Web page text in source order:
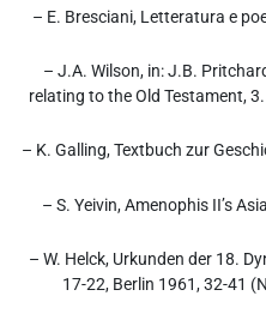
– E. Bresciani, Letteratura e
– J.A. Wilson, in: J.B.
relating to the Old Testament,
– K. Galling, Textbuch zur
– S. Yeivin, Amenophis II’s
– W. Helck, Urkunden der 18.
17-22, Berlin 1961, 32-41